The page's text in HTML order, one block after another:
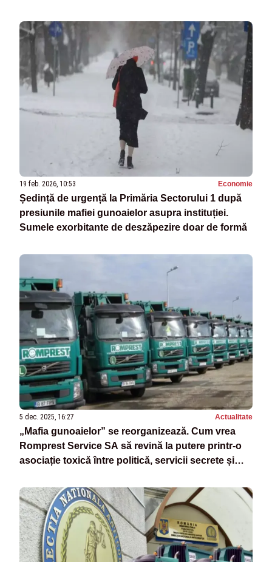
19 feb. 2026, 10:53 Economie
Ședință de urgență la Primăria Sectorului 1 după
presiunile mafiei gunoaielor asupra instituției.
Sumele exorbitante de deszăpezire doar de formă
5 dec. 2025, 16:27 Actualitate
„Mafia gunoaielor” se reorganizează. Cum vrea
Romprest Service SA să revină la putere printr-o
asociație toxică între politică, servicii secrete și